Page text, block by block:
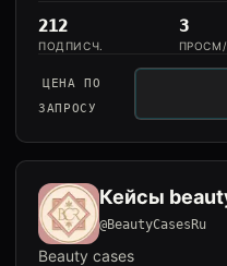
212
ПОДПИСЧ.
3
ЦЕНА ПО
ЗАПРОСУ
Кейсы
@BeautyCasesRu
Beauty cases